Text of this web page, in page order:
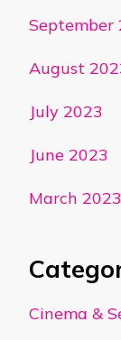
September
August
July 2023
June 2023
March 2023
Cinema &